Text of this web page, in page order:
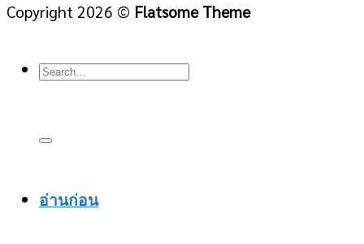
Copyright 2026 © Flatsome Theme
อ่านก่อน